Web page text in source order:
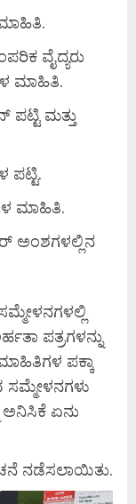
ವೈದ್ಯರು
ಮಾಹಿತಿ.
ಪಟ್ಟಿ ಮತ್ತು
ಪಟ್ಟಿ.
ಮಾಹಿತಿ.
ಅಂಶಗಳಲ್ಲಿನ
ಪತ್ರಗಳನ್ನು
ಪಕ್ಕಾ
ಸಮ್ಮೇಳನಗಳು
ಅನಿಸಿಕೆ ಏನು
ನಡೆಸಲಾಯಿತು.